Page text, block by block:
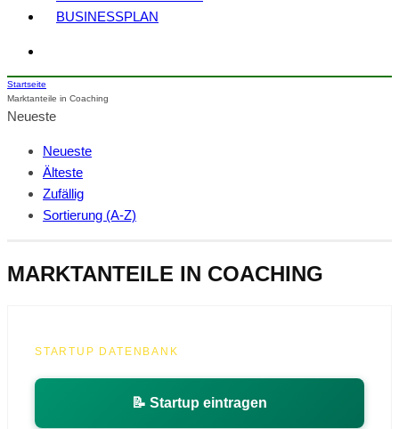
BUSINESSPLAN
Startseite
Marktanteile in Coaching
Neueste
Neueste
Älteste
Zufällig
Sortierung (A-Z)
MARKTANTEILE IN COACHING
STARTUP DATENBANK
📝 Startup eintragen